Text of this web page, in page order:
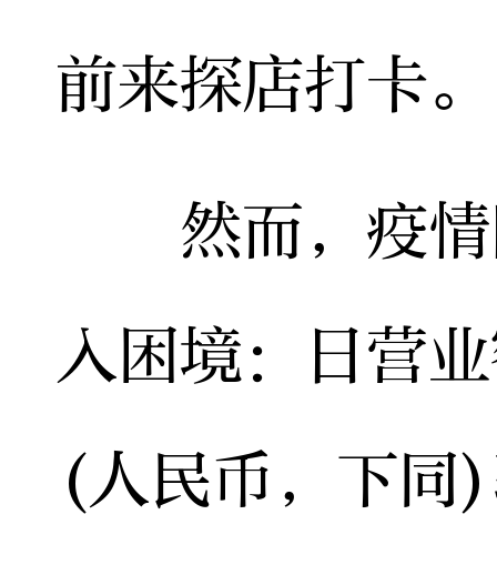
前来探店打卡。
然而，疫情
入困境：日营
(人民币，下同